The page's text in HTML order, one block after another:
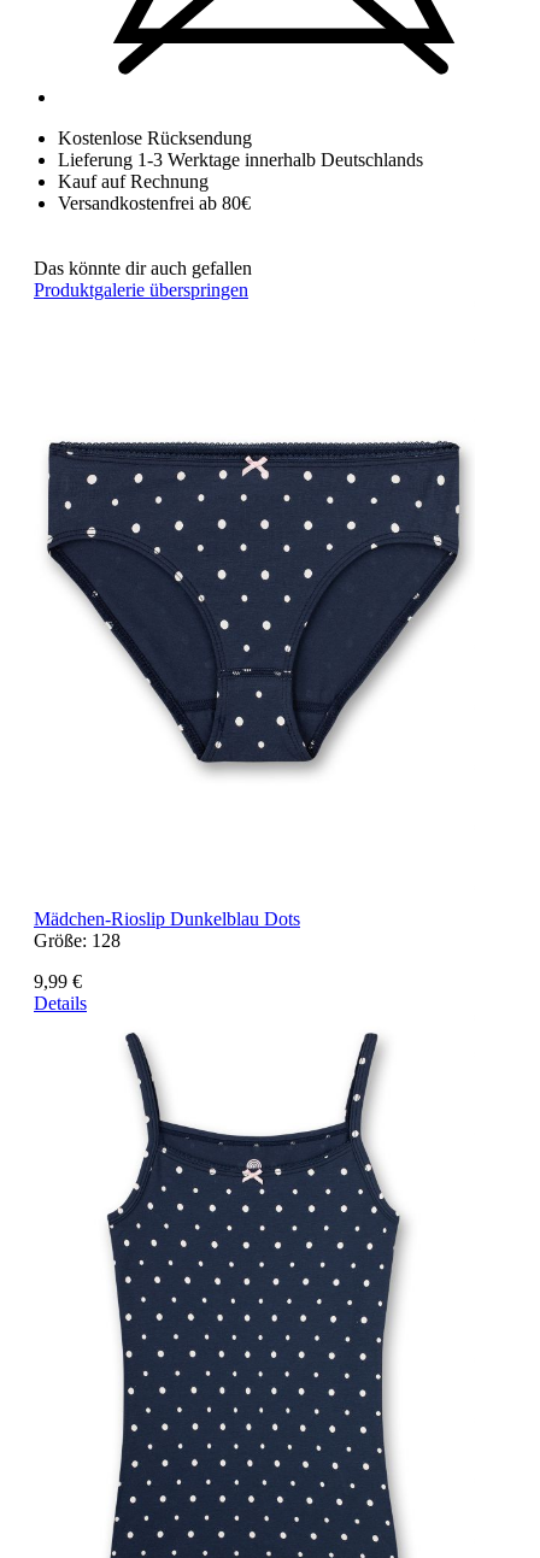
Kostenlose Rücksendung
Lieferung 1-3 Werktage innerhalb Deutschlands
Kauf auf Rechnung
Versandkostenfrei ab 80€
Das könnte dir auch gefallen
Produktgalerie überspringen
Mädchen-Rioslip Dunkelblau Dots
Größe: 128
9,99 €
Details